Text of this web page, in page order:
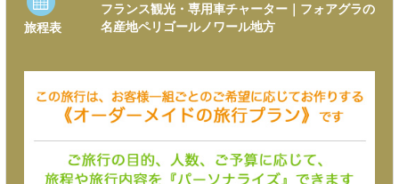
旅程表
フランス観光・専用車チャーター｜フォアグラの
名産地ペリゴールノワール地方